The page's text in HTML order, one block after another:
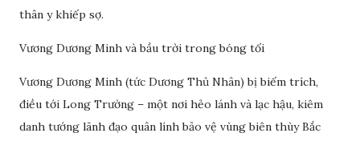
thân y khiếp sợ.
Vương Dương Minh và bầu trời trong bóng tối
Vương Dương Minh (tức Dương Thủ Nhân) bị biếm trích,
điều tới Long Trường – một nơi hẻo lánh và lạc hậu, kiêm
danh tướng lãnh đạo quân lính bảo vệ vùng biên thùy Bắc